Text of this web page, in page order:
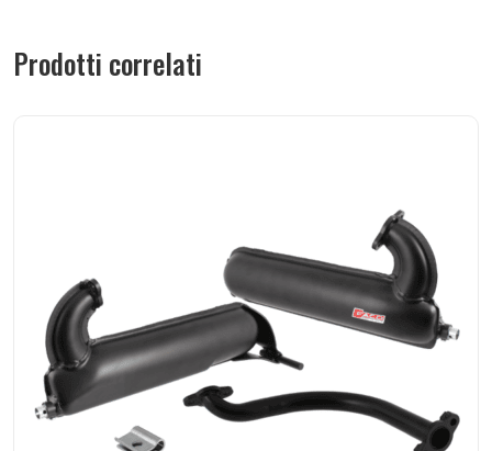
Prodotti correlati